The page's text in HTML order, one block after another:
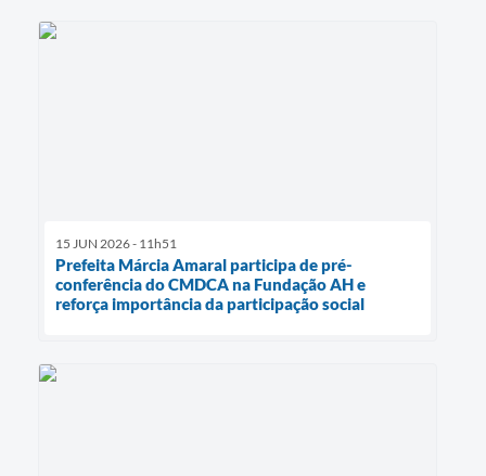
15 JUN 2026 - 11h51
Prefeita Márcia Amaral participa de pré-
conferência do CMDCA na Fundação AH e
reforça importância da participação social